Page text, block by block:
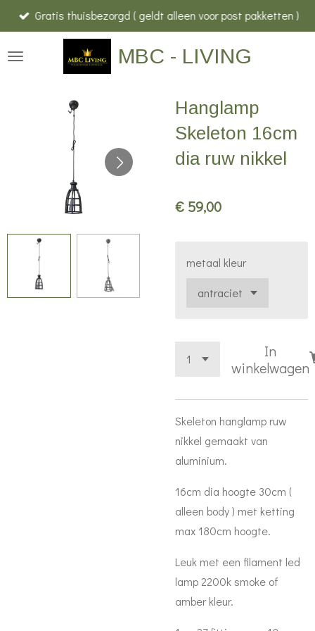
Ga
direct
naar
MBC - LIVING
Gratis thuisbezorgd ( geldt alleen voor post pakketten )
Hanglamp
Skeleton 16cm
dia ruw nikkel
€ 59,00
metaal kleur
In
winkelwagen
Skeleton hanglamp ruw
nikkel gemaakt van
aluminium.
16cm dia hoogte 30cm (
alleen body ) met ketting
max 180cm hoogte.
Leuk met een filament led
lamp 2200k smoke of
amber kleur.